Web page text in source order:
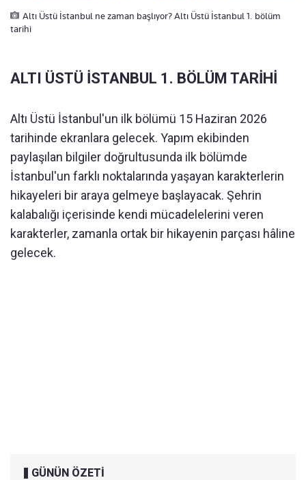
Altı Üstü İstanbul ne zaman başlıyor? Altı Üstü İstanbul 1. bölüm
tarihi
ALTI ÜSTÜ İSTANBUL 1. BÖLÜM TARİHİ
Altı Üstü İstanbul'un ilk bölümü 15 Haziran 2026
tarihinde ekranlara gelecek. Yapım ekibinden
paylaşılan bilgiler doğrultusunda ilk bölümde
İstanbul'un farklı noktalarında yaşayan karakterlerin
hikayeleri bir araya gelmeye başlayacak. Şehrin
kalabalığı içerisinde kendi mücadelelerini veren
karakterler, zamanla ortak bir hikayenin parçası hâline
gelecek.
GÜNÜN ÖZETİ